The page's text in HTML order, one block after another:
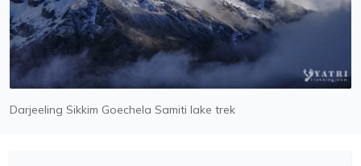
Darjeeling Sikkim Goechela Samiti lake trek